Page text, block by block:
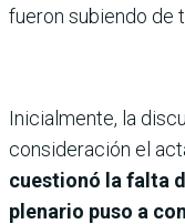
fueron subiendo de
Inicialmente, la
consideración el
cuestionó la falta
plenario puso a